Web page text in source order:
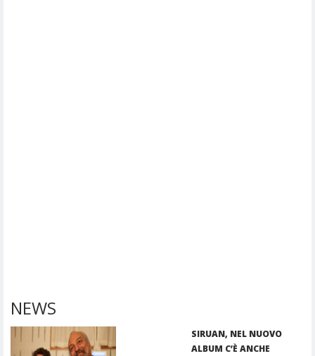
NEWS
SIRUAN, NEL NUOVO
ALBUM C’È ANCHE